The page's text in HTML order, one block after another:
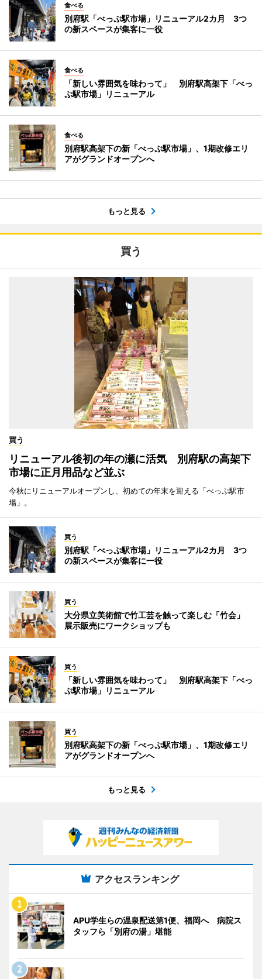
食べる
別府駅「べっぷ駅市場」リニューアル2カ月 3つ
の新スペースが集客に一役
食べる
「新しい雰囲気を味わって」 別府駅高架下「べっ
ぷ駅市場」リニューアル
食べる
別府駅高架下の新「べっぷ駅市場」、1期改修エリ
アがグランドオープンへ
もっと見る
買う
買う
リニューアル後初の年の瀬に活気 別府駅の高架下
市場に正月用品など並ぶ
今秋にリニューアルオープンし、初めての年末を迎える「べっぷ駅市
場」。
買う
別府駅「べっぷ駅市場」リニューアル2カ月 3つ
の新スペースが集客に一役
買う
大分県立美術館で竹工芸を触って楽しむ「竹会」
展示販売にワークショップも
買う
「新しい雰囲気を味わって」 別府駅高架下「べっ
ぷ駅市場」リニューアル
買う
別府駅高架下の新「べっぷ駅市場」、1期改修エリ
アがグランドオープンへ
もっと見る
アクセスランキング
APU学生らの温泉配送第1便、福岡へ 病院ス
タッフら「別府の湯」堪能